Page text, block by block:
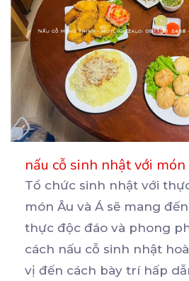
nấu cỗ sinh nhật với
Tổ chức sinh nhật với
món Âu và Á sẽ mang
thực độc đáo và phong
cách nấu cỗ sinh nhật
vị đến cách bày trí hấp